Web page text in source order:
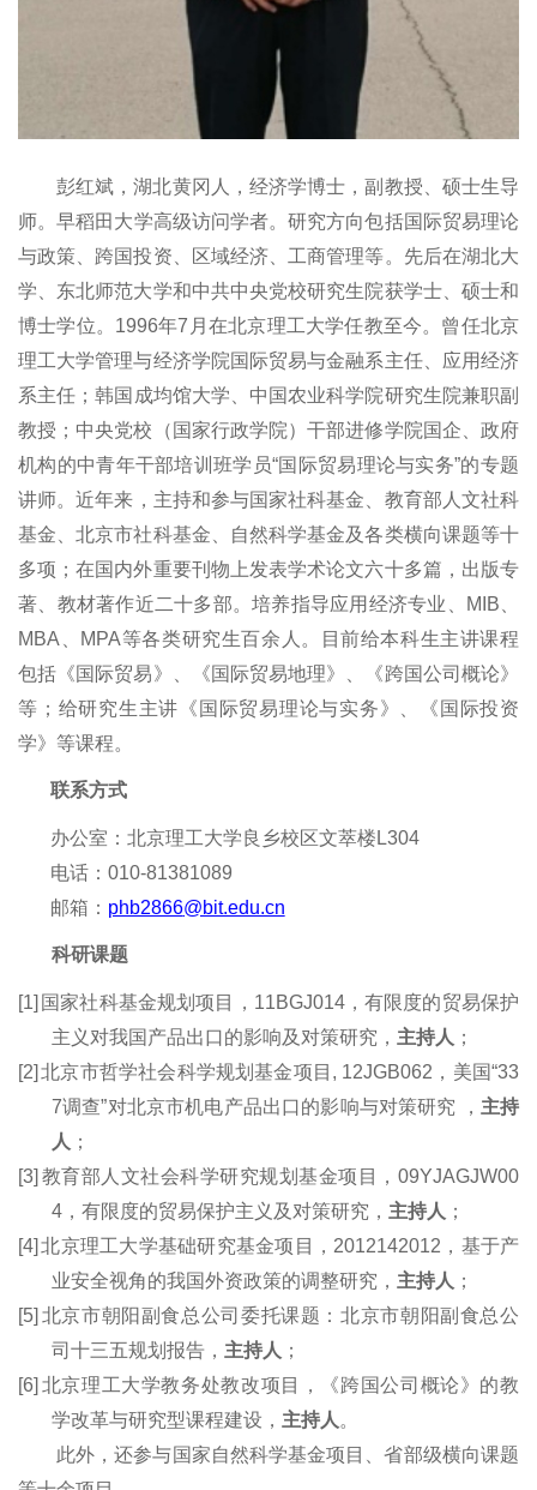
彭红斌 ，湖北黄冈 人， 经济学博士，副教授
硕士生导
师。早稻田大学高级访问学者。研究方向包括国际贸易理论
与政策、跨国投资、区域经济、工商管理等。 先后在湖北大
学、东北师范大学和中共中央党校研究生院获学士、硕士和
博士学位。 1996年7月在北京理工大学任教至今。 曾任北京
理工大学管理与经济学院国际贸易与金融系主任、 应用经济
系主任 ；韩国成均馆大学、中国农业科学院研究生院兼职副
教授 ； 中央党校（国家行政学院）干部进修学院国企、政府
机构的中青年干部培训班学员“国际贸易理论与实务”的专题
讲师。近年来，主持和参与国家社科基金、教育部人文社科
基金、北京市社科基金
自然科学基金及各类横向课题等十
多项；在国内外重要刊物上发表学术论文六十多篇，出版专
著、教材著作近二十多部。培养指导应用经济专业、MIB、
MBA、MPA等各类研究生百余 人。目前给本科生主讲课程
包括《国际贸易》、《国际贸易地理》、《跨国公司概论》
等；给研究生主讲《国际贸易理论与实务》、《国际投资
学》等课程。
联系方式
办公室 ： 北京理工大学良乡校区文萃楼L304
电话： 010-81381089
邮箱： phb2866@bit.edu.cn
科研课题
[1] 国家社科基金规划项目，11BGJ014，有限度的贸易保护
主义对我国产品出口的影响及对策研究， 主持人 ；
[2] 北京市哲学社会科学规划基金项目, 12JGB062 ，美国“33
7调查”对北京市机电产品出口的影响与对策研究 ， 主持
人 ；
[3] 教育部人文社会科学研究规划基金项目，09YJAGJW00
4，有限度的贸易保护主义及对策研究， 主持人 ；
[4] 北京理工大学基础研究基金项目，2012142012，基于产
业安全视角的我国外资政策的调整研究， 主持人 ；
[5] 北京市朝阳副食总公司委托课题：北京市朝阳副食总公
司十三五规划报告 ， 主持人 ；
[6] 北京理工大学教务处教改项目，《跨国公司概论》的教
学改革与研究型课程建设， 主持人 。
此外，还参与国家自然科学基金项目、省部级横向课题